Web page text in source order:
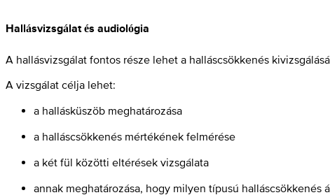
Hallásvizsgálat és audiológia
A hallásvizsgálat fontos része lehet a halláscsökkenés
A vizsgálat célja lehet:
a hallásküszöb meghatározása
a halláscsökkenés mértékének felmérése
a két fül közötti eltérések vizsgálata
annak meghatározása, hogy milyen típusú halláscsökkenés